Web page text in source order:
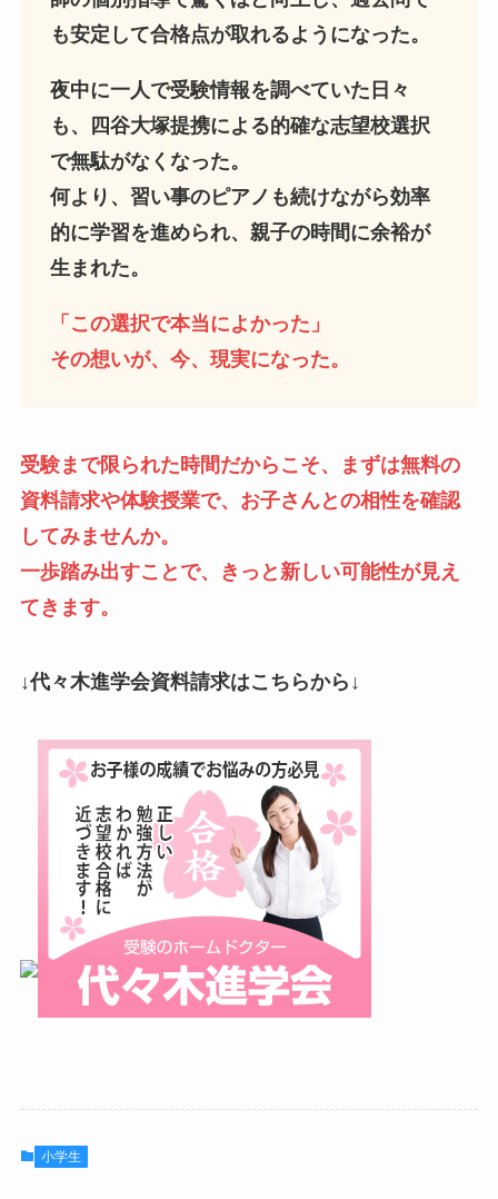
も安定して合格点が取れるようになった。
夜中に一人で受験情報を調べていた日々
も、四谷大塚提携による的確な志望校選択
で無駄がなくなった。
何より、習い事のピアノも続けながら効率
的に学習を進められ、親子の時間に余裕が
生まれた。
「この選択で本当によかった」
その想いが、今、現実になった。
受験まで限られた時間だからこそ、まずは無料の
資料請求や体験授業で、お子さんとの相性を確認
してみませんか。
一歩踏み出すことで、きっと新しい可能性が見え
てきます。
↓代々木進学会資料請求はこちらから↓
小学生